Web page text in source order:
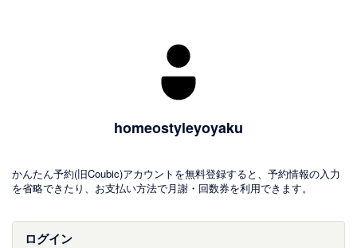
homeostyleyoyaku
かんたん予約(旧Coubic)アカウントを無料登録すると、予約情報の入力
を省略できたり、お支払い方法で月謝・回数券を利用できます。
ログイン